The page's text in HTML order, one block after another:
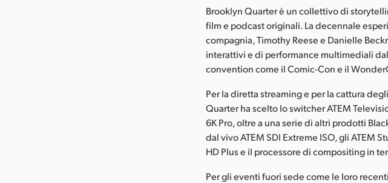
Brooklyn Quarter è un collettivo di
film e podcast originali. La decennale
compagnia, Timothy Reese e Danielle
interattivi e di performance multimediali
convention come il Comic-Con e il
Per la diretta streaming e per la cattura
Quarter ha scelto lo switcher ATEM
6K Pro, oltre a una serie di altri prodotti
dal vivo ATEM SDI Extreme ISO, gli ATEM
HD Plus e il processore di compositing in
Per gli eventi fuori sede come le loro